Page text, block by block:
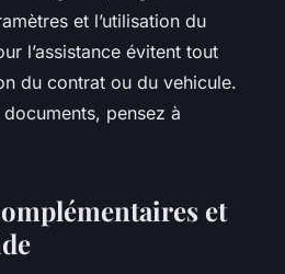
et l’utilisation du
l’assistance évitent tout
du contrat ou du vehicule.
pensez à
et